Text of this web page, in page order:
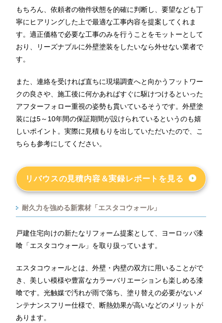
もちろん、依頼者の物件状態を的確に判断し、要望なども丁
寧にヒアリングした上で最適な工事内容を提案してくれま
す。適正価格で必要な工事のみを行うことをモットーとして
おり、リーズナブルに外壁塗装をしたいなら外せない業者で
す。
また、連絡を受ければ直ちに現場調査へと向かうフットワー
クの良さや、施工後に何かあればすぐに駆けつけるといった
アフターフォロー重視の姿勢も貫いているそうです。外壁塗
装には5～10年間の保証期間が設けられているというのも嬉
しいポイント。実際に見積もりを出していただいたので、こ
ちらも参考にしてください。
リバウスの見積内容＆実録レポートを見る
耐久力を強める新素材「エスタコウォール」
戸建住宅向けの新たなリフォーム提案として、ヨーロッパ漆
喰「エスタコウォール」を取り扱っています。
エスタコウォールとは、外壁・内壁の双方に用いることがで
き、美しい模様や豊富なカラーバリエーションも楽しめる漆
喰です。光触媒で汚れが雨で落ち、塗り替えの必要がないメ
ンテナンスフリー仕様で、断熱効果が高いなどのメリットが
あります。